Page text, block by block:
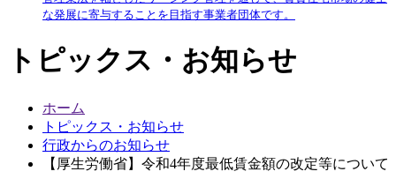
な発展に寄与することを目指す事業者団体です。
トピックス・お知らせ
ホーム
トピックス・お知らせ
行政からのお知らせ
【厚生労働省】令和4年度最低賃金額の改定等について